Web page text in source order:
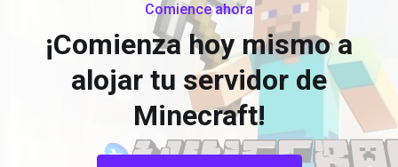
Comience ahora
¡Comienza hoy mismo a
alojar tu servidor de
Minecraft!